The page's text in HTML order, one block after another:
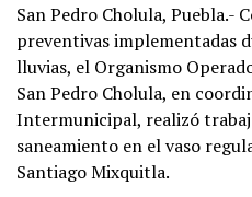
San Pedro Cholula, Puebla.-
preventivas implementadas
lluvias, el Organismo
San Pedro Cholula, en
Intermunicipal, realizó
saneamiento en el vaso
Santiago Mixquitla.